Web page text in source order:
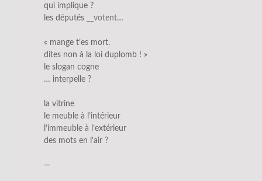
qui implique ?
les députés
__votent…
« mange t’es mort.
dites non à la loi duplomb ! »
le slogan cogne
… interpelle ?
la vitrine
le meuble à l’intérieur
l’immeuble à l’extérieur
des mots en l’air ?
—